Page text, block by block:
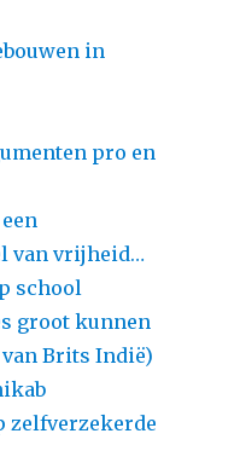
in
pro en
van vrijheid…
school
groot kunnen
Brits Indië)
zelfverzekerde